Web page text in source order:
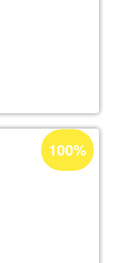
Percentatge
d'acceptació
100%